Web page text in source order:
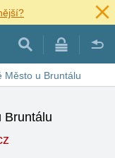
Město u Bruntálu
Bruntálu